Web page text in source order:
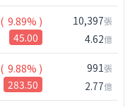
( 9.89% )
45.00
10,397張
4.62億
( 9.88% )
283.50
991張
2.77億